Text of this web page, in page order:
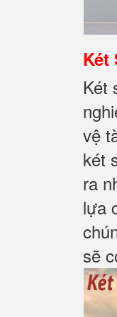
Két
Két
vệ
két
ra
lựa
sẽ